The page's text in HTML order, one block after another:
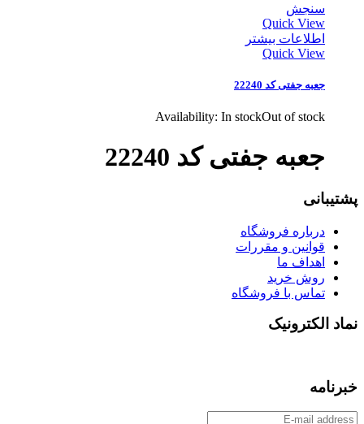
سنجش
Quick View
اطلاعات بیشتر
Quick View
جعبه جفتی کد 22240
Availability: In stockOut of stock
جعبه جفتی کد 22240
پشتیبانی
درباره فروشگاه
قوانین و مقررات
اهداف ما
روش خرید
تماس با فروشگاه
نماد الکترونیک
خبرنامه